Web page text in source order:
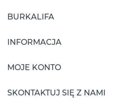
BURKALIFA
INFORMACJA
MOJE KONTO
SKONTAKTUJ SIĘ Z NAMI